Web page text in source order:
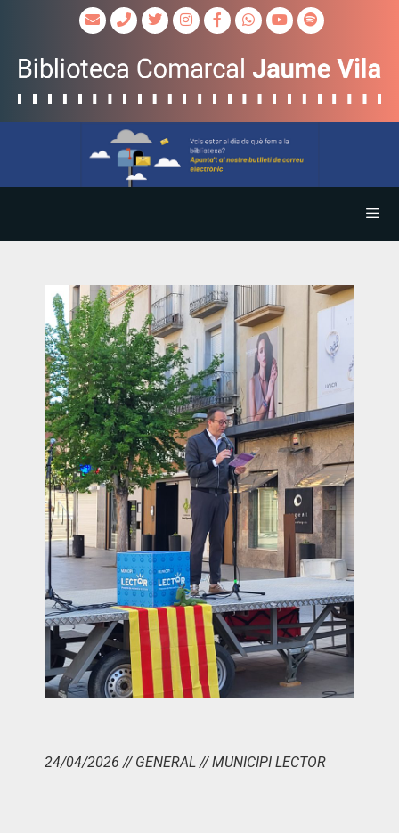
24/04/2026 // GENERAL // MUNICIPI LECTOR